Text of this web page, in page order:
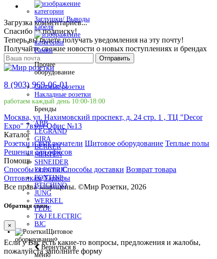
Заглушки/ Выводы
кабеля
Рамки
Прочее
оборудование
Силовые розетки
Накладные розетки
Бренды
ABB
LEGRAND
GIRA
BERKER
MERTEN
SHNEIDER
ELECTRIC
FONTINI
BTICHINO
JUNG
WERKEL
FEDE
T&J ELECTRIC
BJC
Щитовое
оборудование
Вернуться в
меню
Загрузка комментариев...
Спасибо за подписку!
Теперь вы будете получать уведомления на эту почту!
Получайте свежие новости о новых поступлениях и брендах
Отправить
8 (903) 969-06-01
работаем каждый день 10:00-18:00
Москва, ул. Нахимовский проспект, д. 24 стр. 1 , ТЦ "Decor
Expo" 7вход Офис №13
Каталог
Розетки и выключатели Щитовое оборудование Теплые полы
Решения для офисов
Помощь
Способы оплаты Способы доставки Возврат товара
Оптовикам Тарифы
Все права защищены. ©Мир Розетки, 2026
Обратная связь
×
Если у Вас есть какие-то вопросы, предложения и жалобы,
пожалуйста заполните форму